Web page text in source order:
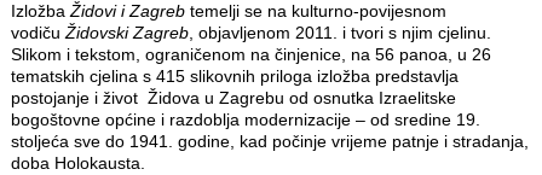
Izložba Židovi i Zagrebtemelji se na kulturno-povijesnom
vodiču Židovski Zagreb, objavljenom 2011. i tvori s njim cjelinu.
Slikom i tekstom, ograničenom na činjenice, na 56 panoa, u 26
tematskih cjelina s 415 slikovnih priloga izložba predstavlja
postojanje i život Židova u Zagrebu od osnutka Izraelitske
bogoštovne općine i razdoblja modernizacije – od sredine 19.
stoljeća sve do 1941. godine, kad počinje vrijeme patnje i stradanja,
doba Holokausta.